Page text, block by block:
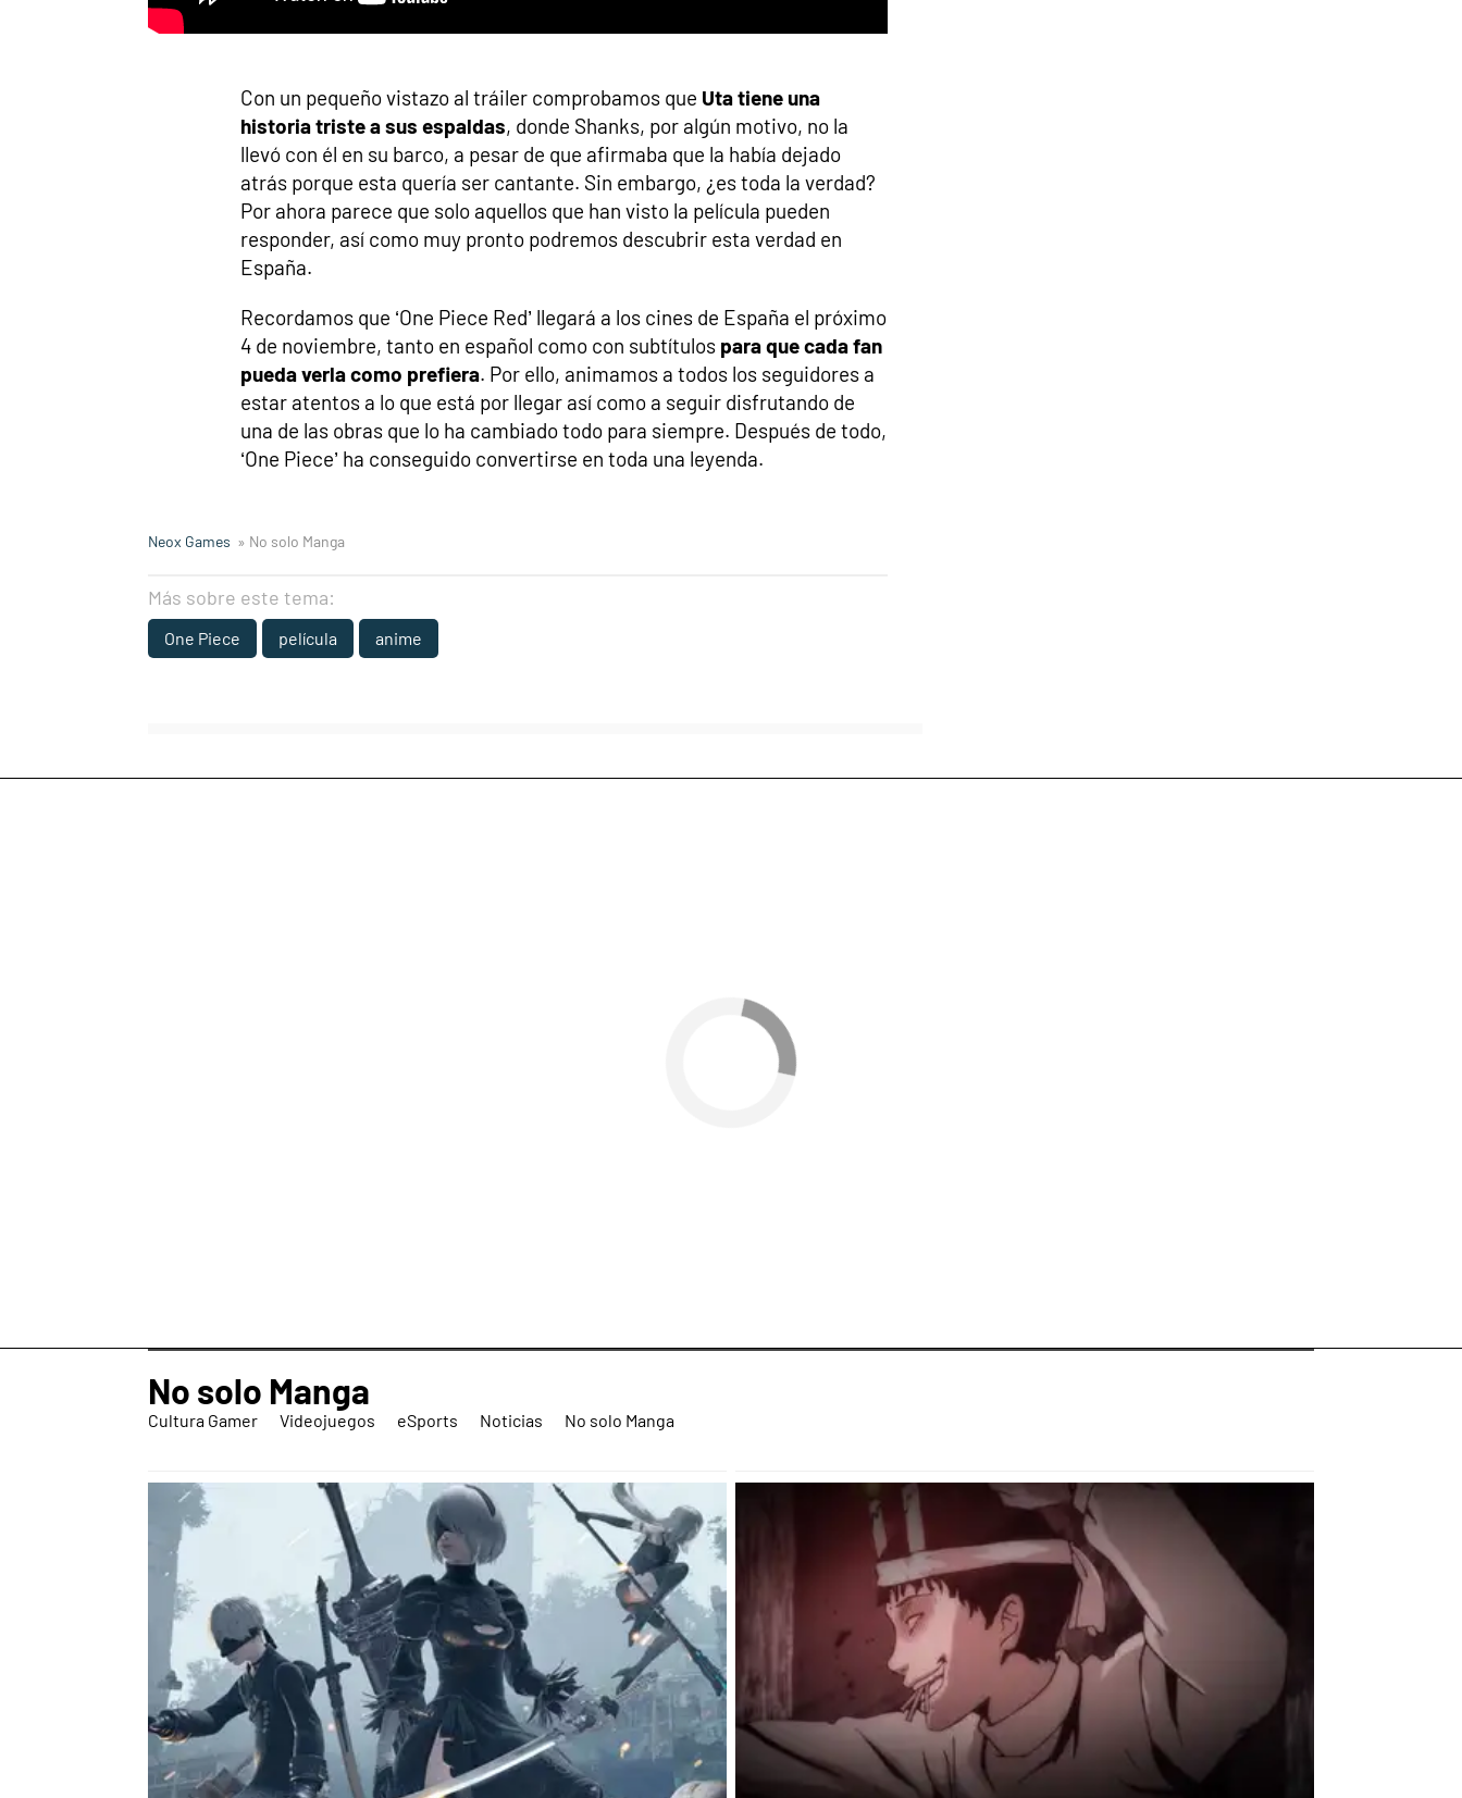
Con un pequeño vistazo al tráiler comprobamos que Uta tiene una
historia triste a sus espaldas, donde Shanks, por algún motivo, no la
llevó con él en su barco, a pesar de que afirmaba que la había dejado
atrás porque esta quería ser cantante. Sin embargo, ¿es toda la verdad?
Por ahora parece que solo aquellos que han visto la película pueden
responder, así como muy pronto podremos descubrir esta verdad en
España.
Recordamos que ‘One Piece Red’ llegará a los cines de España el próximo
4 de noviembre, tanto en español como con subtítulos para que cada fan
pueda verla como prefiera. Por ello, animamos a todos los seguidores a
estar atentos a lo que está por llegar así como a seguir disfrutando de
una de las obras que lo ha cambiado todo para siempre. Después de todo,
‘One Piece’ ha conseguido convertirse en toda una leyenda.
Neox Games » No solo Manga
Más sobre este tema:
One Piece película anime
No solo Manga
Cultura Gamer Videojuegos eSports Noticias No solo Manga